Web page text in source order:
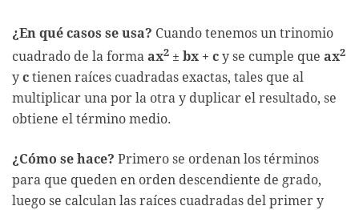
¿En qué casos se usa? Cuando tenemos un trinomio
cuadrado de la forma ax2 ± bx + c y se cumple que ax2
y c tienen raíces cuadradas exactas, tales que al
multiplicar una por la otra y duplicar el resultado, se
obtiene el término medio.
¿Cómo se hace? Primero se ordenan los términos
para que queden en orden descendiente de grado,
luego se calculan las raíces cuadradas del primer y